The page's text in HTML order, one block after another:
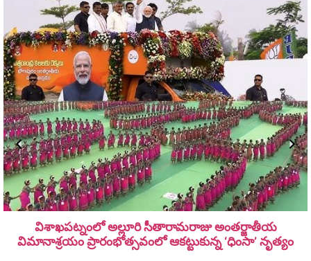
విశాఖపట్నంలో అల్లూరి సీతారామ‌రాజు అంత‌ర్జాతీయ
విమానాశ్ర‌యం ప్రారంభోత్సవంలో ఆకట్టుకున్న ‘ధింసా’ నృత్యం